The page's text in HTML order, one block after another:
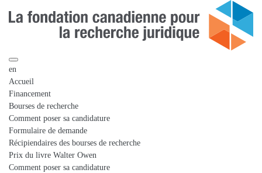
en
Accueil
Financement
Bourses de recherche
Comment poser sa candidature
Formulaire de demande
Récipiendaires des bourses de recherche
Prix du livre Walter Owen
Comment poser sa candidature